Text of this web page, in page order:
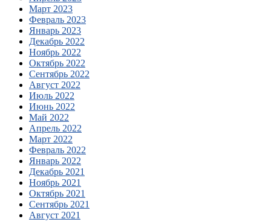
Март 2023
Февраль 2023
Январь 2023
Декабрь 2022
Ноябрь 2022
Октябрь 2022
Сентябрь 2022
Август 2022
Июль 2022
Июнь 2022
Май 2022
Апрель 2022
Март 2022
Февраль 2022
Январь 2022
Декабрь 2021
Ноябрь 2021
Октябрь 2021
Сентябрь 2021
Август 2021